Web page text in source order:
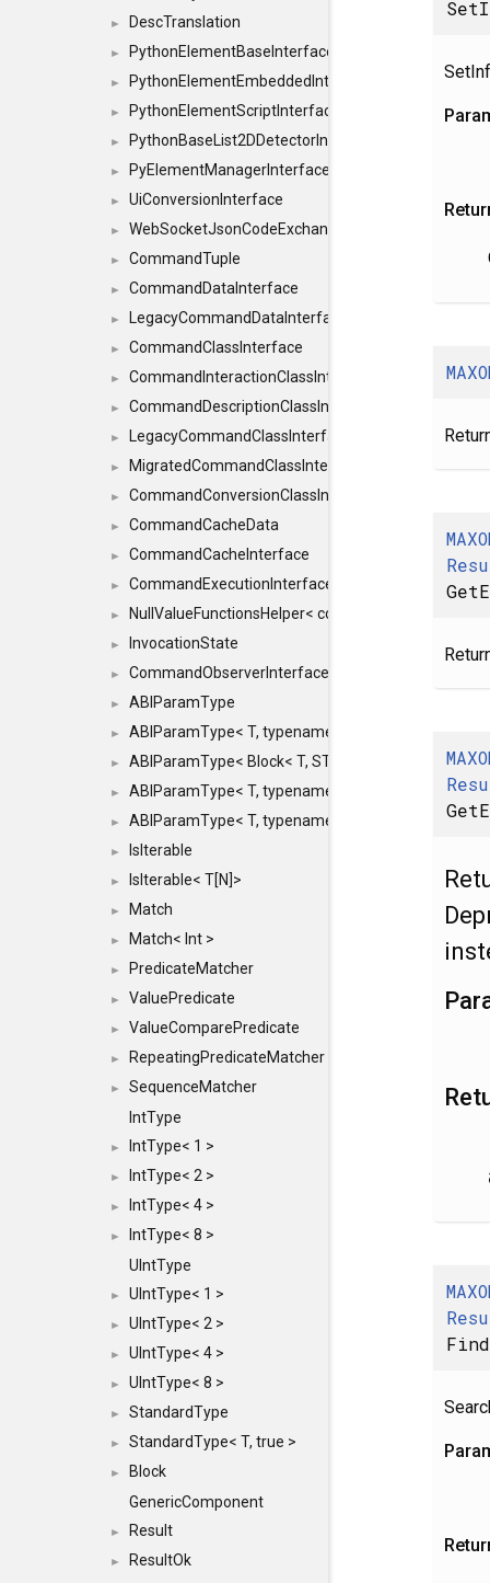
► DescTranslation
► PythonElementBaseInterface
► PythonElementEmbeddedInterface
► PythonElementScriptInterface
► PythonBaseList2DDetectorInterface
► PyElementManagerInterface
► UiConversionInterface
► WebSocketJsonCodeExchangerInterface
► CommandTuple
► CommandDataInterface
► LegacyCommandDataInterface
► CommandClassInterface
► CommandInteractionClassInterface
► CommandDescriptionClassInterface
► LegacyCommandClassInterface
► MigratedCommandClassInterface
► CommandConversionClassInterface
► CommandCacheData
► CommandCacheInterface
► CommandExecutionInterface
► NullValueFunctionsHelper< const Result<
► InvocationState
► CommandObserverInterface
► ABIParamType
► ABIParamType< T, typename std::enable_if<
► ABIParamType< Block< T, STRIDED, MOVE > >
► ABIParamType< T, typename std::enable_if<
► ABIParamType< T, typename std::enable_if<
► IsIterable
► IsIterable< T[N]>
► Match
► Match< Int >
► PredicateMatcher
► ValuePredicate
► ValueComparePredicate
► RepeatingPredicateMatcher
►
SequenceMatcher
IntType
► IntType< 1 >
► IntType< 2 >
► IntType< 4 >
►
IntType< 8 >
UIntType
► UIntType< 1 >
► UIntType< 2 >
► UIntType< 4 >
► UIntType< 8 >
► StandardType
► StandardType< T, true >
►
Block
GenericComponent
► Result
►
ResultOk